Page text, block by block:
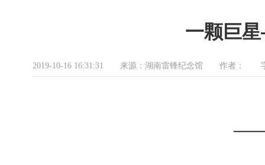
一颗巨
2019-10-16 16:31:31 来源：湖南雷锋纪念馆 作者：
——